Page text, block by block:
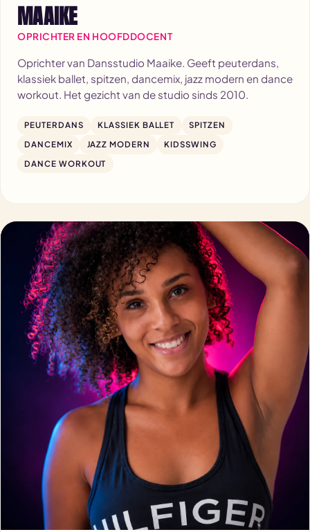
MAAIKE
OPRICHTER EN HOOFDDOCENT
Oprichter van Dansstudio Maaike. Geeft peuterdans,
klassiek ballet, spitzen, dancemix, jazz modern en dance
workout. Het gezicht van de studio sinds 2010.
PEUTERDANS KLASSIEK BALLET
SPITZEN
DANCEMIX
JAZZ MODERN
KIDSSWING
DANCE WORKOUT